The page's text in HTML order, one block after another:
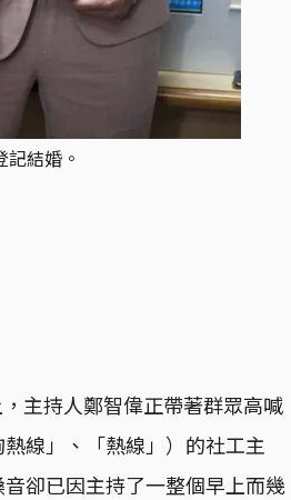
結婚。
主持人鄭智偉正帶著群眾高喊
線」、「熱線」）的社工主
卻已因主持了一整個早上而幾